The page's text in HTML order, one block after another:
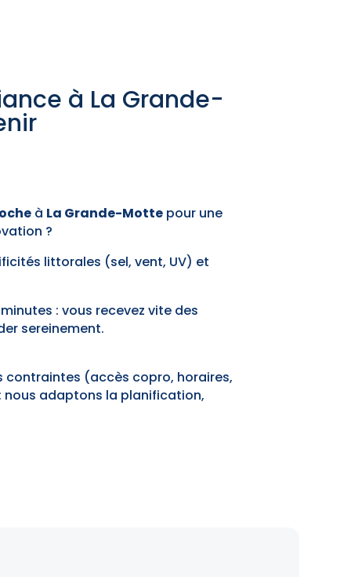
à La Grande-
à La Grande-Motte pour une
?
littorales (sel, vent, UV) et
: vous recevez vite des
sereinement.
contraintes (accès copro, horaires,
nous adaptons la planification,